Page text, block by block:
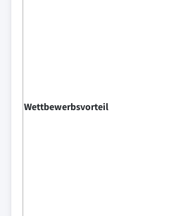
Wettbewerbsvorteil